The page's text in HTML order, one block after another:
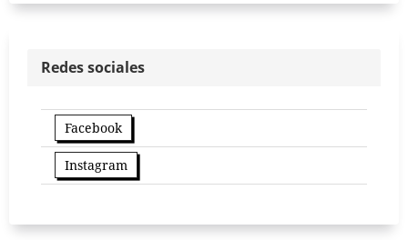
Redes sociales
Facebook
Instagram